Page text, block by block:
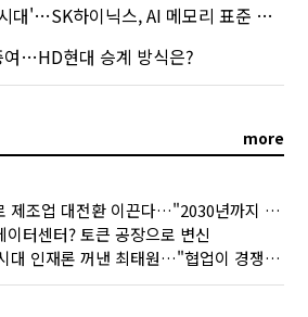
하이닉스, AI 메모리 표준 선점 나섰다
여…HD현대 승계 방식은?
more
AI로 제조업 대전환 이끈다…"2030년까지 민관합동 20조 투자"
터센터? 토큰 공장으로 변신
AI 시대 인재론 꺼낸 최태원…"협업이 경쟁력"